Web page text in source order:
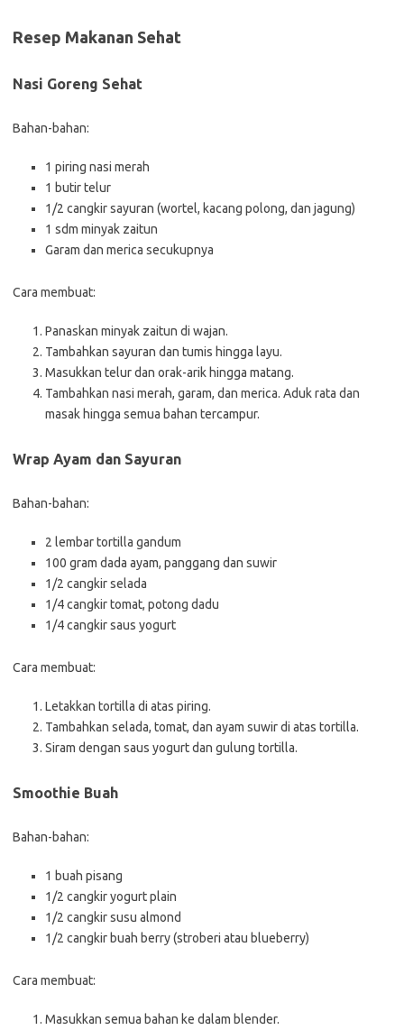
Resep Makanan Sehat
Nasi Goreng Sehat
Bahan-bahan:
1 piring nasi merah
1 butir telur
1/2 cangkir sayuran (wortel, kacang polong, dan jagung)
1 sdm minyak zaitun
Garam dan merica secukupnya
Cara membuat:
Panaskan minyak zaitun di wajan.
Tambahkan sayuran dan tumis hingga layu.
Masukkan telur dan orak-arik hingga matang.
Tambahkan nasi merah, garam, dan merica. Aduk rata dan
masak hingga semua bahan tercampur.
Wrap Ayam dan Sayuran
Bahan-bahan:
2 lembar tortilla gandum
100 gram dada ayam, panggang dan suwir
1/2 cangkir selada
1/4 cangkir tomat, potong dadu
1/4 cangkir saus yogurt
Cara membuat:
Letakkan tortilla di atas piring.
Tambahkan selada, tomat, dan ayam suwir di atas tortilla.
Siram dengan saus yogurt dan gulung tortilla.
Smoothie Buah
Bahan-bahan:
1 buah pisang
1/2 cangkir yogurt plain
1/2 cangkir susu almond
1/2 cangkir buah berry (stroberi atau blueberry)
Cara membuat:
Masukkan semua bahan ke dalam blender.